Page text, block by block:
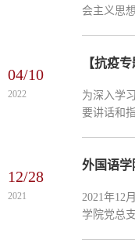
会主义思
月21日下
04/10
2022
为深入学
要讲话和
国语学院
12/28
2021
​2021年12
学院党总